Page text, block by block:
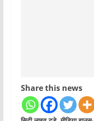
Share this news